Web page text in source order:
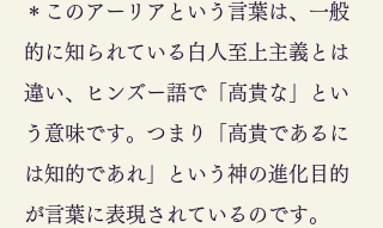
＊ このアーリアという言葉は、一般
的に知られている白人至上主義とは
違い、ヒンズー語で「高貴な」とい
う意味です。つまり「高貴であるに
は知的であれ」という神の進化目的
が言葉に表現されているのです。